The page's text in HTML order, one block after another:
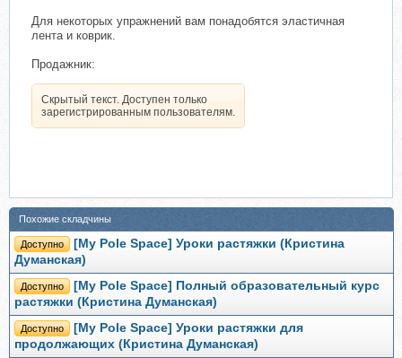
Для некоторых упражнений вам понадобятся эластичная
лента и коврик.
Продажник:
Скрытый текст. Доступен только
зарегистрированным пользователям.
Похожие складчины
Доступно
[My Pole Space] Уроки растяжки (Кристина
Думанская)
Доступно
[My Pole Space] Полный образовательный курс
растяжки (Кристина Думанская)
Доступно
[My Pole Space] Уроки растяжки для
продолжающих (Кристина Думанская)